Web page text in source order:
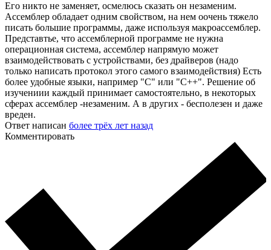
Его никто не заменяет, осмелюсь сказать он незаменим.
Ассемблер обладает одним свойством, на нем оочень тяжело
писать большие программы, даже используя макроассемблер.
Представтье, что ассемблерной программе не нужна
операционная система, ассемблер напрямую может
взаимодействовать с устройствами, без драйверов (надо
только написать протокол этого самого взаимодействия) Есть
более удобные языки, например "С" или "С++". Решение об
изучениии каждый принимает самостоятельно, в некоторых
сферах ассемблер -незаменим. А в других - бесполезен и даже
вреден.
Ответ написан более трёх лет назад
Комментировать